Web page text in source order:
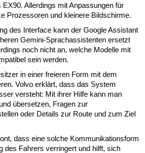
Allerdings mit Anpassungen für
Prozessoren und kleinere Bildschirme.
des Interface kann der Google Assistant
Gemini-Sprachassistenten ersetzt
noch nicht an, welche Modelle mit
sein werden.
in einer freieren Form mit dem
Volvo erklärt, dass das System
versteht: Mit ihrer Hilfe kann man
übersetzen, Fragen zur
oder Details zur Route und zum Ziel
dass eine solche Kommunikationsform
des Fahrers verringert und hilft, sich